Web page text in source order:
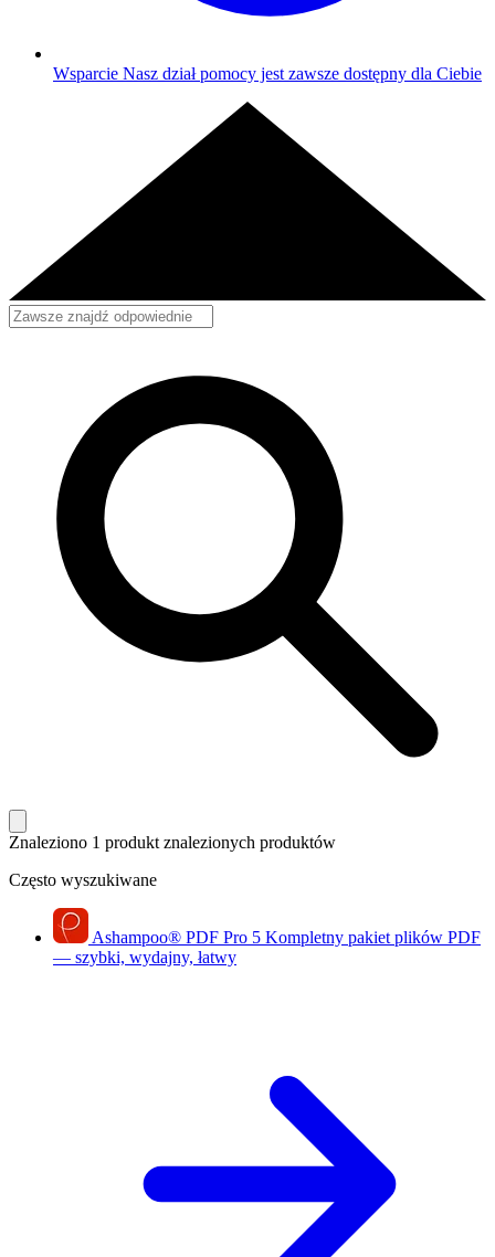
Wsparcie Nasz dział pomocy jest zawsze dostępny dla Ciebie
Znaleziono 1 produkt znalezionych produktów
Często wyszukiwane
Ashampoo® PDF Pro 5 Kompletny pakiet plików PDF
— szybki, wydajny, łatwy